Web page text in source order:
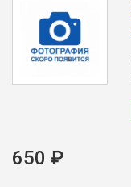
650 ₽